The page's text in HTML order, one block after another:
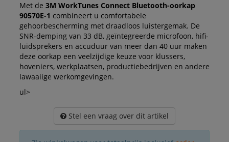
Met de 3M WorkTunes Connect Bluetooth-oorkap
90570E-1 combineert u comfortabele
gehoorbescherming met draadloos luistergemak. De
SNR-demping van 33 dB, geïntegreerde microfoon, hifi-
luidsprekers en accuduur van meer dan 40 uur maken
deze oorkap een veelzijdige keuze voor klussers,
hoveniers, werkplaatsen, productiebedrijven en andere
lawaaiige werkomgevingen.
ul>
Stel een vraag over dit artikel